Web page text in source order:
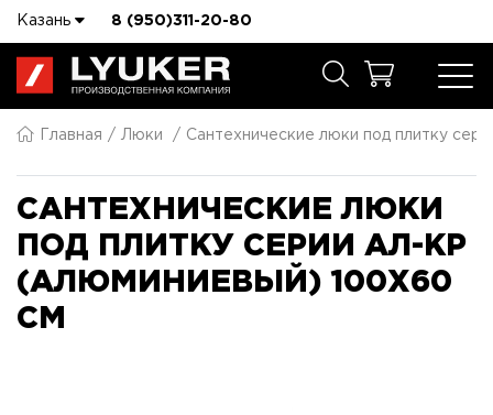
Казань 8 (950)311-20-80
Главная Люки Сантехнические люки под плитку
САНТЕХНИЧЕСКИЕ ЛЮКИ
ПОД ПЛИТКУ СЕРИИ АЛ-КР
(АЛЮМИНИЕВЫЙ) 100X60
СМ